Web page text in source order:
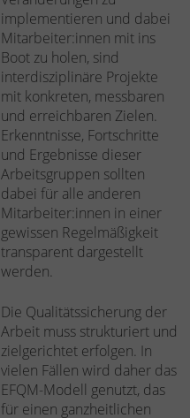
implementieren und dabei
Mitarbeiter:innen mit ins
Boot zu holen, sind
interdisziplinäre Projekte
mit konkreten, messbaren
und erreichbaren Zielen.
Erkenntnisse, Fortschritte
und Ergebnisse dieser
Arbeitsgruppen sollten
dabei für alle anderen
Mitarbeiter:innen in einer
gewissen Regelmäßigkeit
transparent dargestellt
werden.
Die Qualitätssicherung der
Arbeit muss strukturiert und
zielgerichtet erfolgen. In
vielen Fällen wird daher das
EFQM-Modell genutzt, das
für einen ganzheitlichen